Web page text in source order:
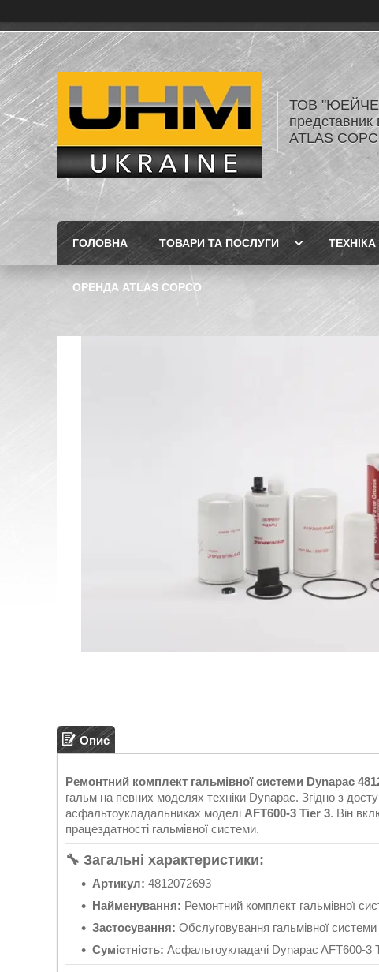
ТОВ
представник
ATLAS
ГОЛОВНА ТОВАРИ ТА ПОСЛУГИ ТЕХНІКА
ОРЕНДА ATLAS COPCO
Опис
Ремонтний комплект гальмівної системи Dynapac
гальм на певних моделях техніки Dynapac. Згідно з
асфальтоукладальниках моделі AFT600-3 Tier 3. Він
працездатності гальмівної системи.
🔧 Загальні характеристики:
Артикул: 4812072693
Найменування: Ремонтний комплект гальмівної
Застосування: Обслуговування гальмівної системи
Сумістність: Асфальтоукладачі Dynapac AFT600-3